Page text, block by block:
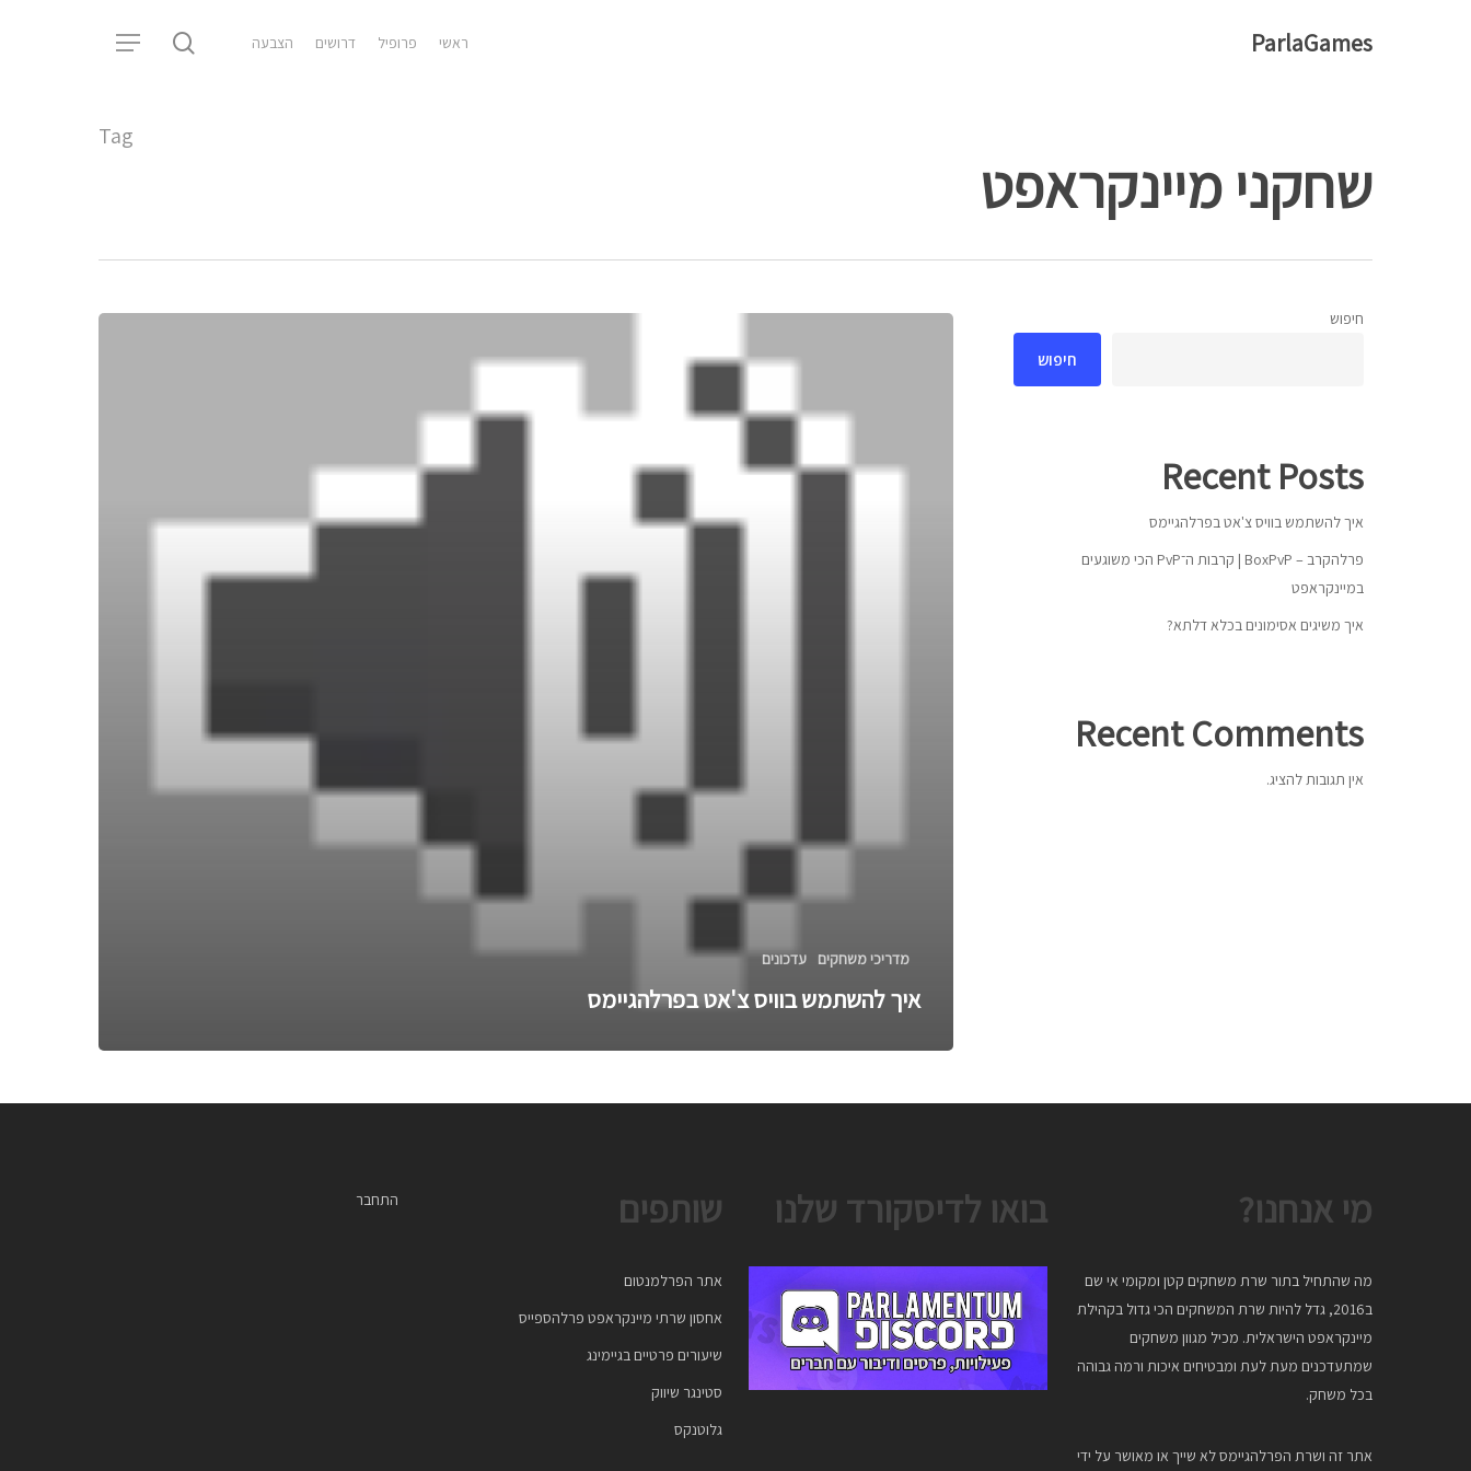
Hit enter to search or ESC to close
ParlaGames ראשי פרופיל דרושים הצבעה search
Menu
Tag
שחקני מיינקראפט
מדריכי משחקים עדכונים
איך להשתמש בוויס צ'אט בפרלהגיימס
חיפוש
חיפוש
Recent Posts
איך להשתמש בוויס צ'אט בפרלהגיימס
פרלהקרב – BoxPvP | קרבות ה־PvP הכי משוגעים
במיינקראפט
איך משיגים אסימונים בכלא דלתא?
Recent Comments
אין תגובות להציג.
התחבר שותפים
אתר הפרלמנטום
אחסון שרתי מיינקראפט פרלהספייס
שיעורים פרטיים בגיימינג
סטינגר שיווק
גלוטנקס
בואו לדיסקורד שלנו מי אנחנו?
מה שהתחיל בתור שרת משחקים קטן ומקומי אי שם
ב2016, גדל להיות שרת המשחקים הכי גדול בקהילת
מיינקראפט הישראלית. מכיל מגוון משחקים
שמתעדכנים מעת לעת ומבטיחים איכות ורמה גבוהה
בכל משחק.
אתר זה ושרת הפרלהגיימס לא שייך או מאושר על ידי